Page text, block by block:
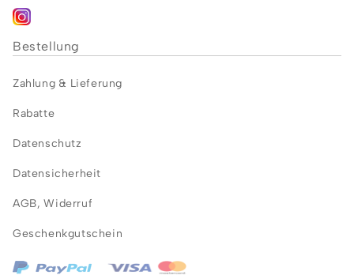
Bestellung
Zahlung & Lieferung
Rabatte
Datenschutz
Datensicherheit
AGB,Widerruf
Geschenkgutschein